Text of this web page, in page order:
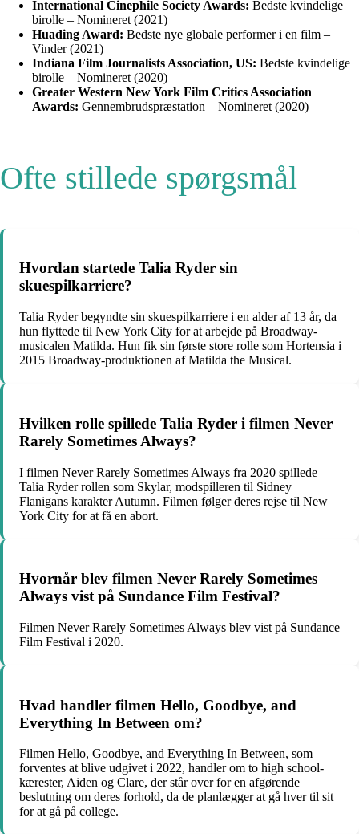
International Cinephile Society Awards: Bedste kvindelige
birolle – Nomineret (2021)
Huading Award: Bedste nye globale performer i en film –
Vinder (2021)
Indiana Film Journalists Association, US: Bedste kvindelige
birolle – Nomineret (2020)
Greater Western New York Film Critics Association
Awards: Gennembrudspræstation – Nomineret (2020)
Ofte stillede spørgsmål
Hvordan startede Talia Ryder sin
skuespilkarriere?
Talia Ryder begyndte sin skuespilkarriere i en alder af 13 år, da
hun flyttede til New York City for at arbejde på Broadway-
musicalen Matilda. Hun fik sin første store rolle som Hortensia i
2015 Broadway-produktionen af Matilda the Musical.
Hvilken rolle spillede Talia Ryder i filmen Never
Rarely Sometimes Always?
I filmen Never Rarely Sometimes Always fra 2020 spillede
Talia Ryder rollen som Skylar, modspilleren til Sidney
Flanigans karakter Autumn. Filmen følger deres rejse til New
York City for at få en abort.
Hvornår blev filmen Never Rarely Sometimes
Always vist på Sundance Film Festival?
Filmen Never Rarely Sometimes Always blev vist på Sundance
Film Festival i 2020.
Hvad handler filmen Hello, Goodbye, and
Everything In Between om?
Filmen Hello, Goodbye, and Everything In Between, som
forventes at blive udgivet i 2022, handler om to high school-
kærester, Aiden og Clare, der står over for en afgørende
beslutning om deres forhold, da de planlægger at gå hver til sit
for at gå på college.